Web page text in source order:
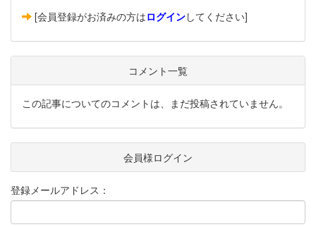
[会員登録がお済みの方はログインしてください]
コメント一覧
この記事についてのコメントは、まだ投稿されていません。
会員様ログイン
登録メールアドレス：